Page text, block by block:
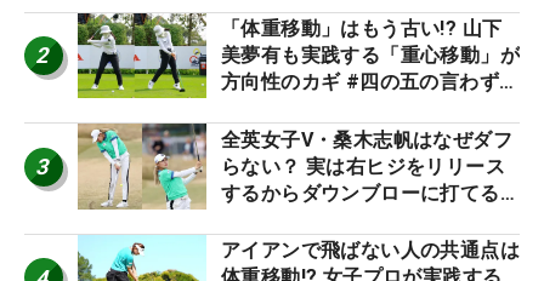
2
「体重移動」はもう古い!? 山下
美夢有も実践する「重心移動」が
方向性のカギ #四の五の言わず振
3
全英女子V・桑木志帆はなぜダフ
らない？ 実は右ヒジをリリース
するからダウンブローに打てる #
アイアンで飛ばない人の共通点は